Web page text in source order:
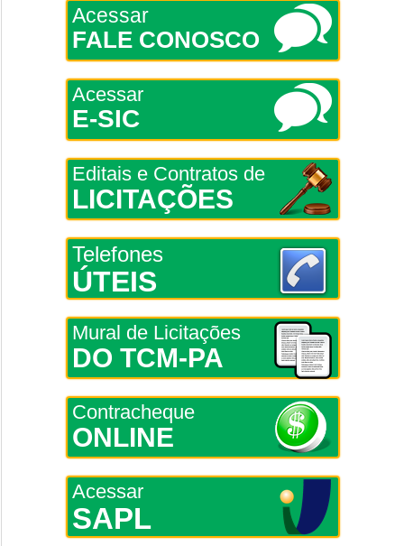
Acessar
FALE CONOSCO
Acessar
E-SIC
Editais e Contratos de
LICITAÇÕES
Telefones
ÚTEIS
Mural de Licitações
DO TCM-PA
Contracheque
ONLINE
Acessar
SAPL